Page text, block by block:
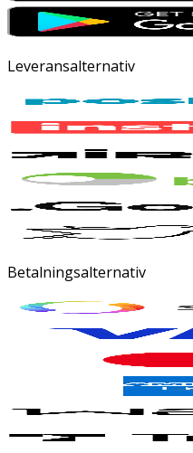
Leveransalternativ
Betalningsalternativ